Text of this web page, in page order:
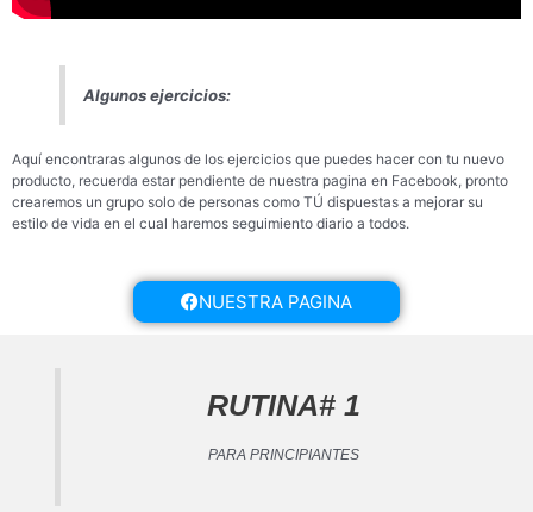
Algunos ejercicios:
Aquí encontraras algunos de los ejercicios que puedes hacer con tu nuevo
producto, recuerda estar pendiente de nuestra pagina en Facebook, pronto
crearemos un grupo solo de personas como TÚ dispuestas a mejorar su
estilo de vida en el cual haremos seguimiento diario a todos.
NUESTRA PAGINA
RUTINA# 1
PARA PRINCIPIANTES